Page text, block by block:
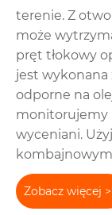
terenie. Z
może
pręt tłokowy
jest wykonana
odporne na
monitorujemy
wyceniani.
Zobacz więcej